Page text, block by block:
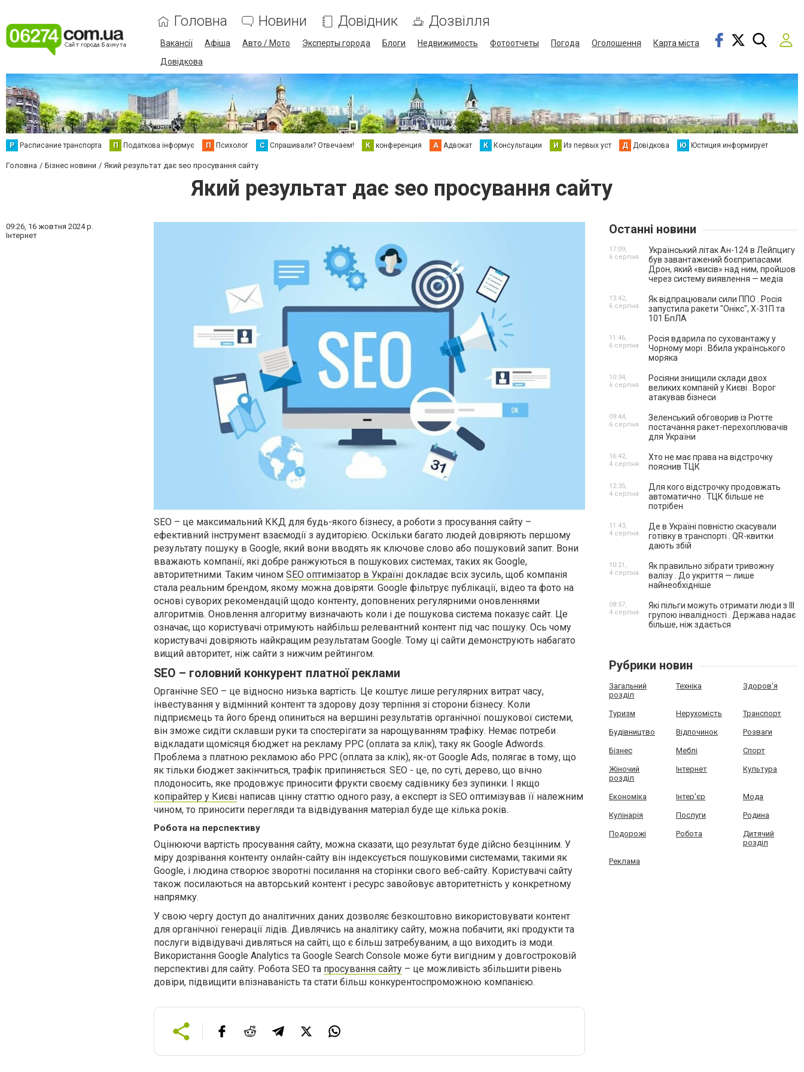
Головна Новини Довідник Дозвілля
Вакансії Афіша Авто / Мото Эксперты города Блоги Недвижимость Фотоотчеты Погода Оголошення
Карта міста
Довідкова
Р Расписание транспорта П Податкова інформує П Психолог С Спрашивали? Отвечаем! К конференция А Адвокат К Консультации И Из первых уст Д Довідкова Ю Юстиция информирует
Головна Бізнес новини Який результат дає seo просування сайту
Який результат дає seo просування сайту
09:26, 16 жовтня 2024 р.
Інтернет
SEO – це максимальний ККД для будь-якого бізнесу, а роботи з просування сайту –
ефективний інструмент взаємодії з аудиторією. Оскільки багато людей довіряють першому
результату пошуку в Google, який вони вводять як ключове слово або пошуковий запит. Вони
вважають компанії, які добре ранжуються в пошукових системах, таких як Google,
авторитетними. Таким чином SEO оптимізатор в Україні докладає всіх зусиль, щоб компанія
стала реальним брендом, якому можна довіряти. Google фільтрує публікації, відео та фото на
основі суворих рекомендацій щодо контенту, доповнених регулярними оновленнями
алгоритмів. Оновлення алгоритму визначають коли і де пошукова система показує сайт. Це
означає, що користувачі отримують найбільш релевантний контент під час пошуку. Ось чому
користувачі довіряють найкращим результатам Google. Тому ці сайти демонструють набагато
вищий авторитет, ніж сайти з нижчим рейтингом.
SEO – головний конкурент платної реклами
Органічне SEO – це відносно низька вартість. Це коштує лише регулярних витрат часу,
інвестування у відмінний контент та здорову дозу терпіння зі сторони бізнесу. Коли
підприємець та його бренд опиниться на вершині результатів органічної пошукової системи,
він зможе сидіти склавши руки та спостерігати за нарощуванням трафіку. Немає потреби
відкладати щомісяця бюджет на рекламу PPC (оплата за клік), таку як Google Adwords.
Проблема з платною рекламою або PPC (оплата за клік), як-от Google Ads, полягає в тому, що
як тільки бюджет закінчиться, трафік припиняється. SEO - це, по суті, дерево, що вічно
плодоносить, яке продовжує приносити фрукти своєму садівнику без зупинки. І якщо
копірайтер у Києві написав цінну статтю одного разу, а експерт із SEO оптимізував її належним
чином, то приносити перегляди та відвідування матеріал буде ще кілька років.
Робота на перспективу
Оцінюючи вартість просування сайту, можна сказати, що результат буде дійсно безцінним. У
міру дозрівання контенту онлайн-сайту він індексується пошуковими системами, такими як
Google, і людина створює зворотні посилання на сторінки свого веб-сайту. Користувачі сайту
також посилаються на авторський контент і ресурс завойовує авторитетність у конкретному
напрямку.
У свою чергу доступ до аналітичних даних дозволяє безкоштовно використовувати контент
для органічної генерації лідів. Дивлячись на аналітику сайту, можна побачити, які продукти та
послуги відвідувачі дивляться на сайті, що є більш затребуваним, а що виходить із моди.
Використання Google Analytics та Google Search Console може бути вигідним у довгостроковій
перспективі для сайту. Робота SEO та просування сайту – це можливість збільшити рівень
довіри, підвищити впізнаваність та стати більш конкурентоспроможною компанією.
Останні новини
Український літак Ан-124 в Лейпцигу
був завантажений боєприпасами.
Дрон, який «висів» над ним, пройшов
через систему виявлення — медіа
17:09,
6 серпня
Як відпрацювали сили ППО . Росія
запустила ракети "Онікс", Х-31П та
101 БпЛА
13:42,
6 серпня
Росія вдарила по суховантажу у
Чорному морі . Вбила українського
моряка
11:46,
6 серпня
Росіяни знищили склади двох
великих компаній у Києві . Ворог
атакував бізнеси
10:34,
6 серпня
Зеленський обговорив із Рютте
постачання ракет-перехоплювачів
для України
09:44,
6 серпня
Хто не має права на відстрочку
пояснив ТЦК
16:42,
4 серпня
Для кого відстрочку продовжать
автоматично . ТЦК більше не
потрібен
12:35,
4 серпня
Де в Україні повністю скасували
готівку в транспорті . QR-квитки
дають збій
11:43,
4 серпня
Як правильно зібрати тривожну
валізу . До укриття — лише
найнеобхідніше
10:21,
4 серпня
Які пільги можуть отримати люди з III
групою інвалідності . Держава надає
більше, ніж здається
08:57,
4 серпня
Рубрики новин
Загальний
розділ
Техніка Здоров'я
Туризм Нерухомість Транспорт
Будівництво Відпочинок Розваги
Бізнес Меблі Спорт
Жіночий
розділ
Інтернет Культура
Економіка Інтер'єр Мода
Кулінарія Послуги Родина
Подорожі Робота
Дитячий
розділ
Реклама